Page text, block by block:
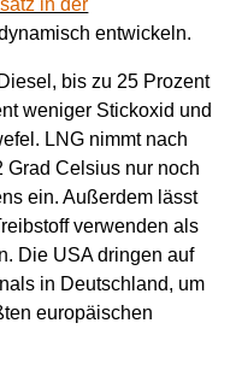
in der
entwickeln.
bis zu 25 Prozent
weniger Stickoxid und
LNG nimmt nach
Grad Celsius nur noch
ein. Außerdem lässt
verwenden als
Die USA dringen auf
in Deutschland, um
europäischen